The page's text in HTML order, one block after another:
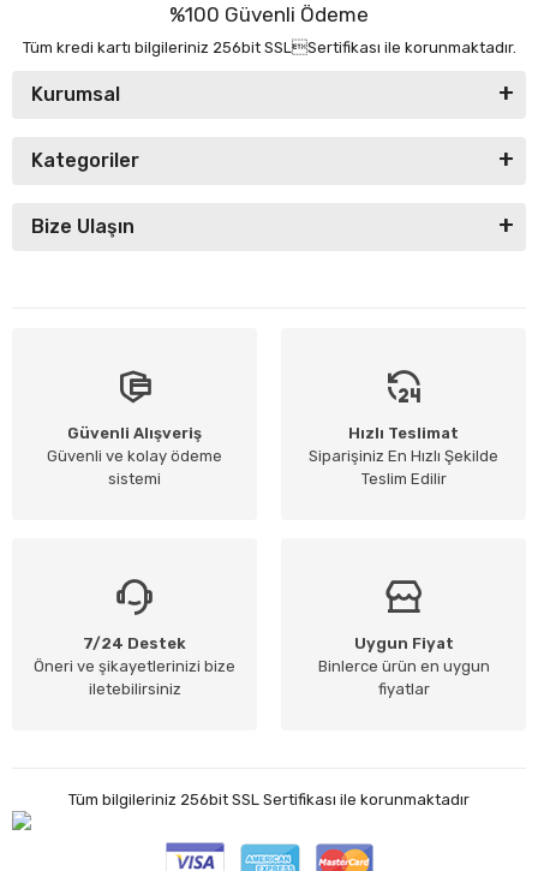
%100 Güvenli Ödeme
Tüm kredi kartı bilgileriniz 256bit SSLSertifikası ile korunmaktadır.
Kurumsal
Kategoriler
Bize Ulaşın
Güvenli Alışveriş
Güvenli ve kolay ödeme
sistemi
Hızlı Teslimat
Siparişiniz En Hızlı Şekilde
Teslim Edilir
7/24 Destek
Öneri ve şikayetlerinizi bize
iletebilirsiniz
Uygun Fiyat
Binlerce ürün en uygun
fiyatlar
Tüm bilgileriniz 256bit SSL Sertifikası ile korunmaktadır